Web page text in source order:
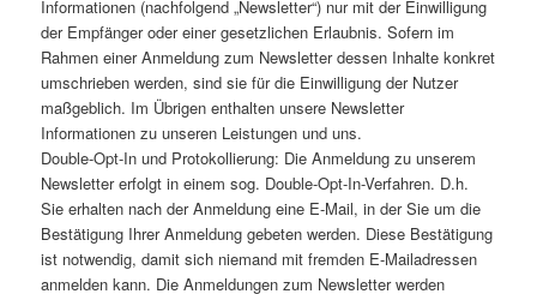
Informationen (nachfolgend „Newsletter“) nur mit der Einwilligung
der Empfänger oder einer gesetzlichen Erlaubnis. Sofern im
Rahmen einer Anmeldung zum Newsletter dessen Inhalte konkret
umschrieben werden, sind sie für die Einwilligung der Nutzer
maßgeblich. Im Übrigen enthalten unsere Newsletter
Informationen zu unseren Leistungen und uns.
Double-Opt-In und Protokollierung: Die Anmeldung zu unserem
Newsletter erfolgt in einem sog. Double-Opt-In-Verfahren. D.h.
Sie erhalten nach der Anmeldung eine E-Mail, in der Sie um die
Bestätigung Ihrer Anmeldung gebeten werden. Diese Bestätigung
ist notwendig, damit sich niemand mit fremden E-Mailadressen
anmelden kann. Die Anmeldungen zum Newsletter werden